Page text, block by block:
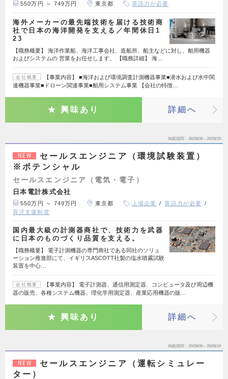
550万円 ～ 749万円 東京都 英語力が必要
海外メーカーの最先端技術を届ける技術商
社で日本の海洋開発を支える／年間休日1
23
【職務概要】 海洋作業船、海洋工事会社、造船所、船主などに対し、舶用機器
およびシステムの 営業をお任せします。 【職務詳細】 海…
会社概要
【事業内容】 ■海洋および環境調査計測機器事業■潜水および水中関
連機器事業■ドローン関連事業■舶用システム事業 【会社の特徴…
興味あり 詳細へ
掲載期間 26/08/06～26/08/19
NEW
セールスエンジニア（環境試験装置）
※ポテンシャル
セールスエンジニア（電気・電子）
日本電計株式会社
550万円 ～ 749万円 東京都 上場企業
英語力が必要
育児支援制度
国内最大級の計測器商社で、技術力を武器
に日本のものづくり品質を支える。
【職務概要】 電子計測機器の専門商社である同社のソリュ
ーション推進部にて、イギリスASCOTT社製の塩水噴霧試験
装置を中心…
会社概要
【事業内容】 電子計測器、通信用測定器、コンピュータ及び周辺機
器の販売、各種システム機器、理化学用測定器、産業応用機器の販…
興味あり 詳細へ
掲載期間 26/08/06～26/08/19
NEW
セールスエンジニア（運転シミュレー
ター）